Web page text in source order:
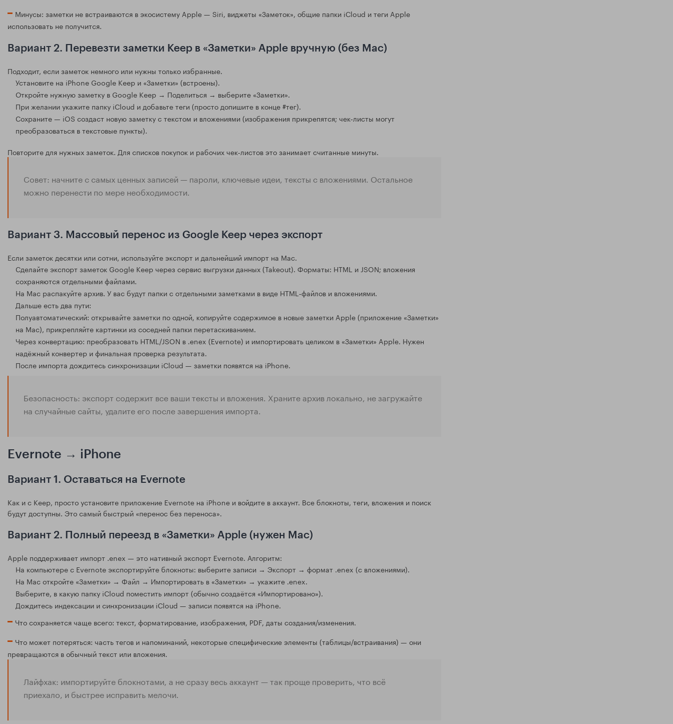
Минусы: заметки не встраиваются в экосистему Apple — Siri, виджеты «Заметок», общие папки iCloud и теги Apple
использовать не получится.
Вариант 2. Перевезти заметки Keep в «Заметки» Apple вручную (без Mac)
Подходит, если заметок немного или нужны только избранные.
Установите на iPhone Google Keep и «Заметки» (встроены).
Откройте нужную заметку в Google Keep → Поделиться → выберите «Заметки».
При желании укажите папку iCloud и добавьте теги (просто допишите в конце #тег).
Сохраните — iOS создаст новую заметку с текстом и вложениями (изображения прикрепятся; чек‑листы могут
преобразоваться в текстовые пункты).
Повторите для нужных заметок. Для списков покупок и рабочих чек‑листов это занимает считанные минуты.
Совет: начните с самых ценных записей — пароли, ключевые идеи, тексты с вложениями. Остальное
можно перенести по мере необходимости.
Вариант 3. Массовый перенос из Google Keep через экспорт
Если заметок десятки или сотни, используйте экспорт и дальнейший импорт на Mac.
Сделайте экспорт заметок Google Keep через сервис выгрузки данных (Takeout). Форматы: HTML и JSON; вложения
сохраняются отдельными файлами.
На Mac распакуйте архив. У вас будут папки с отдельными заметками в виде HTML‑файлов и вложениями.
Дальше есть два пути:
Полуавтоматический: открывайте заметки по одной, копируйте содержимое в новые заметки Apple (приложение «Заметки»
на Mac), прикрепляйте картинки из соседней папки перетаскиванием.
Через конвертацию: преобразовать HTML/JSON в .enex (Evernote) и импортировать целиком в «Заметки» Apple. Нужен
надёжный конвертер и финальная проверка результата.
После импорта дождитесь синхронизации iCloud — заметки появятся на iPhone.
Безопасность: экспорт содержит все ваши тексты и вложения. Храните архив локально, не загружайте
на случайные сайты, удалите его после завершения импорта.
Evernote → iPhone
Вариант 1. Оставаться на Evernote
Как и с Keep, просто установите приложение Evernote на iPhone и войдите в аккаунт. Все блокноты, теги, вложения и поиск
будут доступны. Это самый быстрый «перенос без переноса».
Вариант 2. Полный переезд в «Заметки» Apple (нужен Mac)
Apple поддерживает импорт .enex — это нативный экспорт Evernote. Алгоритм:
На компьютере с Evernote экспортируйте блокноты: выберите записи → Экспорт → формат .enex (с вложениями).
На Mac откройте «Заметки» → Файл → Импортировать в «Заметки» → укажите .enex.
Выберите, в какую папку iCloud поместить импорт (обычно создаётся «Импортировано»).
Дождитесь индексации и синхронизации iCloud — записи появятся на iPhone.
Что сохраняется чаще всего: текст, форматирование, изображения, PDF, даты создания/изменения.
Что может потеряться: часть тегов и напоминаний, некоторые специфические элементы (таблицы/встраивания) — они
превращаются в обычный текст или вложения.
Лайфхак: импортируйте блокнотами, а не сразу весь аккаунт — так проще проверить, что всё
приехало, и быстрее исправить мелочи.